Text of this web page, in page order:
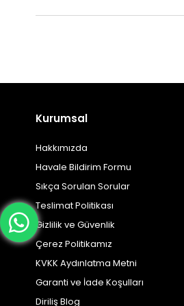
Kurumsal
Hakkımızda
Havale Bildirim Formu
Sıkça Sorulan Sorular
Teslimat Politikası
Gizlilik ve Güvenlik
Çerez Politikamız
KVKK Aydınlatma Metni
Garanti ve İade Koşulları
Diriliş Blog